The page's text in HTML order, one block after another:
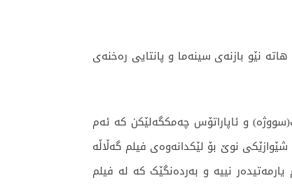
نێو بازنەی سینەما و پانتایی رەخنەی
و ئاپاراتۆس چەمکگەلێکن کە ئەم
نوێ بۆ لێکدانەوەی فیلم گەڵاڵە
نییە و بەردەنگێک کە لە فیلم